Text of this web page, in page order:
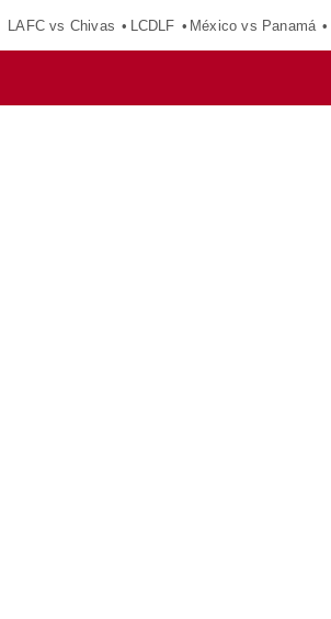
LAFC vs Chivas LCDLF México vs Panamá